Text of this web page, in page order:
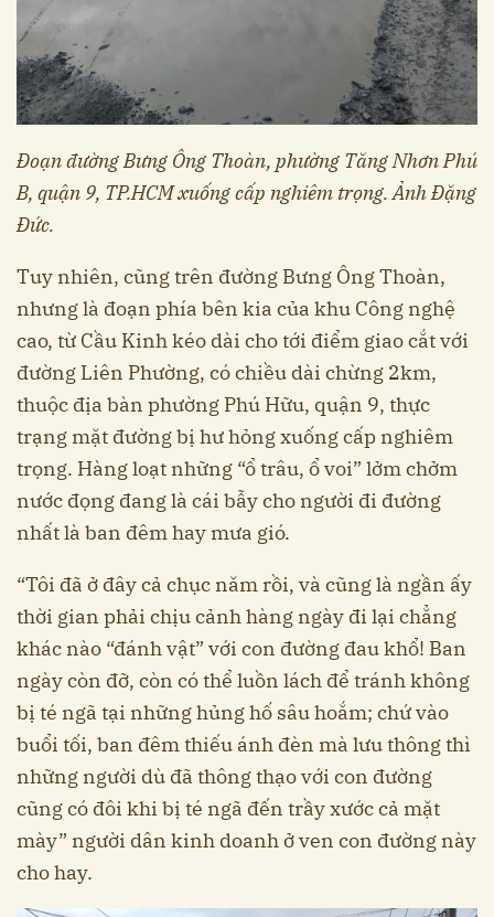
Đoạn đường Bưng Ông Thoàn, phường Tăng Nhơn Phú
B, quận 9, TP.HCM xuống cấp nghiêm trọng. Ảnh Đặng
Đức.
Tuy nhiên, cũng trên đường Bưng Ông Thoàn,
nhưng là đoạn phía bên kia của khu Công nghệ
cao, từ Cầu Kinh kéo dài cho tới điểm giao cắt với
đường Liên Phường, có chiều dài chừng 2km,
thuộc địa bàn phường Phú Hữu, quận 9, thực
trạng mặt đường bị hư hỏng xuống cấp nghiêm
trọng. Hàng loạt những “ổ trâu, ổ voi” lởm chởm
nước đọng đang là cái bẫy cho người đi đường
nhất là ban đêm hay mưa gió.
“Tôi đã ở đây cả chục năm rồi, và cũng là ngần ấy
thời gian phải chịu cảnh hàng ngày đi lại chẳng
khác nào “đánh vật” với con đường đau khổ! Ban
ngày còn đỡ, còn có thể luồn lách để tránh không
bị té ngã tại những hủng hố sâu hoắm; chứ vào
buổi tối, ban đêm thiếu ánh đèn mà lưu thông thì
những người dù đã thông thạo với con đường
cũng có đôi khi bị té ngã đến trầy xước cả mặt
mày” người dân kinh doanh ở ven con đường này
cho hay.